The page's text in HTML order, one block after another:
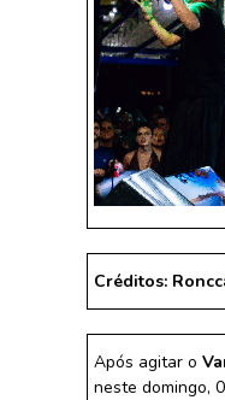
Créditos:
Após agitar o
neste domingo,